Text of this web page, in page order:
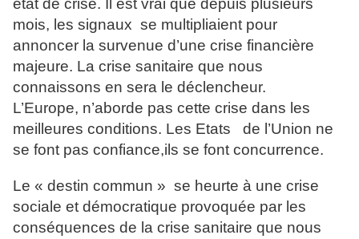
état de crise. Il est vrai que depuis plusieurs
mois, les signaux se multipliaient pour
annoncer la survenue d’une crise financière
majeure. La crise sanitaire que nous
connaissons en sera le déclencheur.
L’Europe, n’aborde pas cette crise dans les
meilleures conditions. Les Etats de l’Union ne
se font pas confiance,ils se font concurrence.
Le « destin commun » se heurte à une crise
sociale et démocratique provoquée par les
conséquences de la crise sanitaire que nous